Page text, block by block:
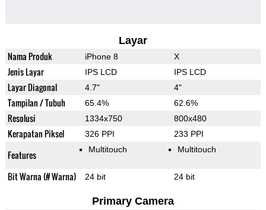
Layar
Nama Produk iPhone 8 X
Jenis Layar IPS LCD IPS LCD
Layar Diagonal 4.7" 4"
Tampilan / Tubuh 65.4% 62.6%
Resolusi 1334x750 800x480
Kerapatan Piksel 326 PPI 233 PPI
Features Multitouch Multitouch
Bit Warna (# Warna) 24 bit 24 bit
Primary Camera